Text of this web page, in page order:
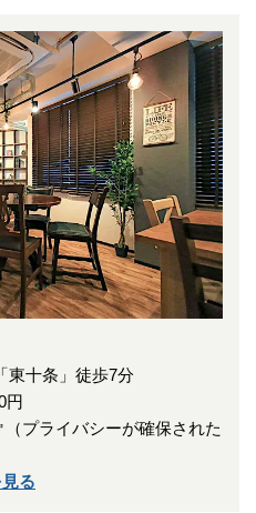
東十条」徒歩7分
円
プライバシーが確保された
る